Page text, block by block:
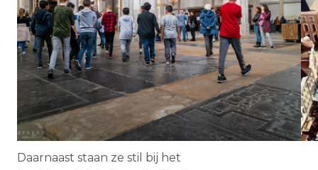
Daarnaast staan ze stil bij het